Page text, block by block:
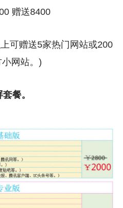
赠送8400
可赠送5家热门网站或200
网站。)
餐。